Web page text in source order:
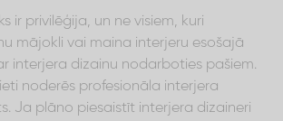
ir privilēģija, un ne visiem, kuri
mājokli vai maina interjeru esošajā
interjera dizainu nodarboties pašiem.
noderēs profesionāla interjera
Ja plāno piesaistīt interjera dizaineri